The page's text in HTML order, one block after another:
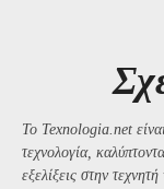
Το Texnologia.net
τεχνολογία,
εξελίξεις στην